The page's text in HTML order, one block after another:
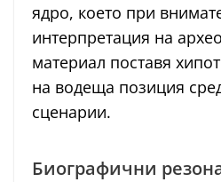
ядро, което при
интерпретация на
материал поставя
на водеща позиция
сценарии.
Биографични